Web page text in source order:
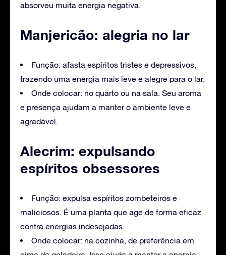
absorveu muita energia negativa.
Manjericão: alegria no lar
Função: afasta espíritos tristes e depressivos,
trazendo uma energia mais leve e alegre para o lar.
Onde colocar: no quarto ou na sala. Seu aroma
e presença ajudam a manter o ambiente leve e
agradável.
Alecrim: expulsando
espíritos obsessores
Função: expulsa espíritos zombeteiros e
maliciosos. É uma planta que age de forma eficaz
contra energias indesejadas.
Onde colocar: na cozinha, de preferência em